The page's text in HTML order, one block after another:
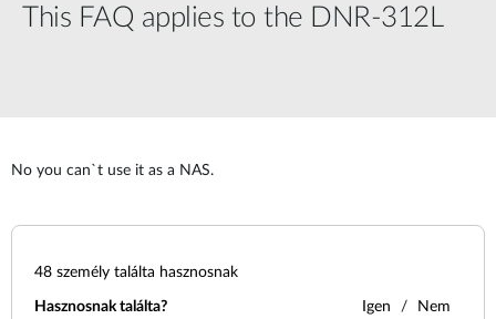
This FAQ applies to the DNR-312L
No you can`t use it as a NAS.
48 személy találta hasznosnak
Hasznosnak találta? Igen Nem